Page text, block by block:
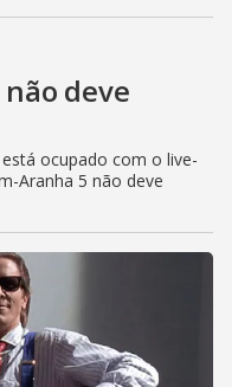
deve
ocupado com o live-
Aranha 5 não deve